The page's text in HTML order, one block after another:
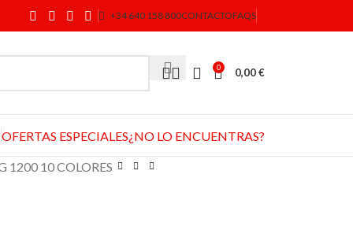
+34 640 158 800CONTACTOFAQS
0 0,00€
OFERTAS ESPECIALES¿NO LO ENCUENTRAS?
1200 10 COLORES